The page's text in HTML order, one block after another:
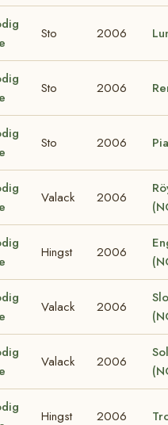
Sto 2006
Sto 2006
Sto 2006
Valack 2006
Hingst 2006
Valack 2006
Valack 2006
Hingst 2006